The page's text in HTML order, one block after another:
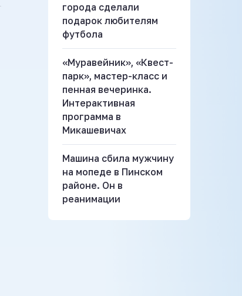
города сделали
подарок любителям
футбола
«Муравейник», «Квест-
парк», мастер-класс и
пенная вечеринка.
Интерактивная
программа в
Микашевичах
Машина сбила мужчину
на мопеде в Пинском
районе. Он в
реанимации